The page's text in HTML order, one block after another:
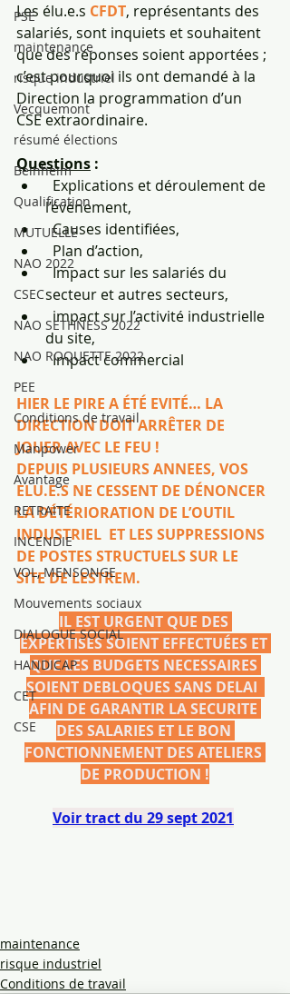
PSE
maintenance
risque industriel
Vecquemont
résumé élections
Beinheim
Qualification
MUTUELLE
NAO 2022
CSEC
NAO SETHNESS 2022
NAO ROQUETTE 2022
PEE
Conditions de travail
Manpower
Avantage
RETRAITE
INCENDIE
VOL, MENSONGE
Mouvements sociaux
DIALOGUE SOCIAL
HANDICAP
CET
CSE
Les élu.e.s CFDT, représentants des
salariés, sont inquiets et souhaitent
que des réponses soient apportées ;
c’est pourquoi ils ont demandé à la
Direction la programmation d’un
CSE extraordinaire.
Questions :
l’événement,
  Causes identifiées,
  Plan d’action,
  Impact sur les salariés du
secteur et autres secteurs,
  impact sur l’activité industrielle
du site,
  Impact commercial
HIER LE PIRE A ÉTÉ EVITÉ… LA
DIRECTION DOIT ARRÊTER DE
JOUER AVEC LE FEU !
DEPUIS PLUSIEURS ANNEES, VOS
ELU.E.S NE CESSENT DE DÉNONCER
LA DÉTÉRIORATION DE L’OUTIL
INDUSTRIEL  ET LES SUPPRESSIONS
DE POSTES STRUCTUELS SUR LE
SITE DE LESTREM.
IL EST URGENT QUE DES
EXPERTISES SOIENT EFFECTUÉES ET
QUE LES BUDGETS NECESSAIRES
SOIENT DEBLOQUES SANS DELAI
AFIN DE GARANTIR LA SECURITE
DES SALARIES ET LE BON
FONCTIONNEMENT DES ATELIERS
DE PRODUCTION !
Voir tract du 29 sept 2021
maintenance
risque industriel
Conditions de travail